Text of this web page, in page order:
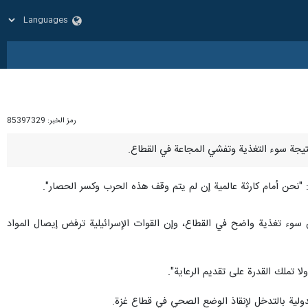
رمز الخبر: 85397329